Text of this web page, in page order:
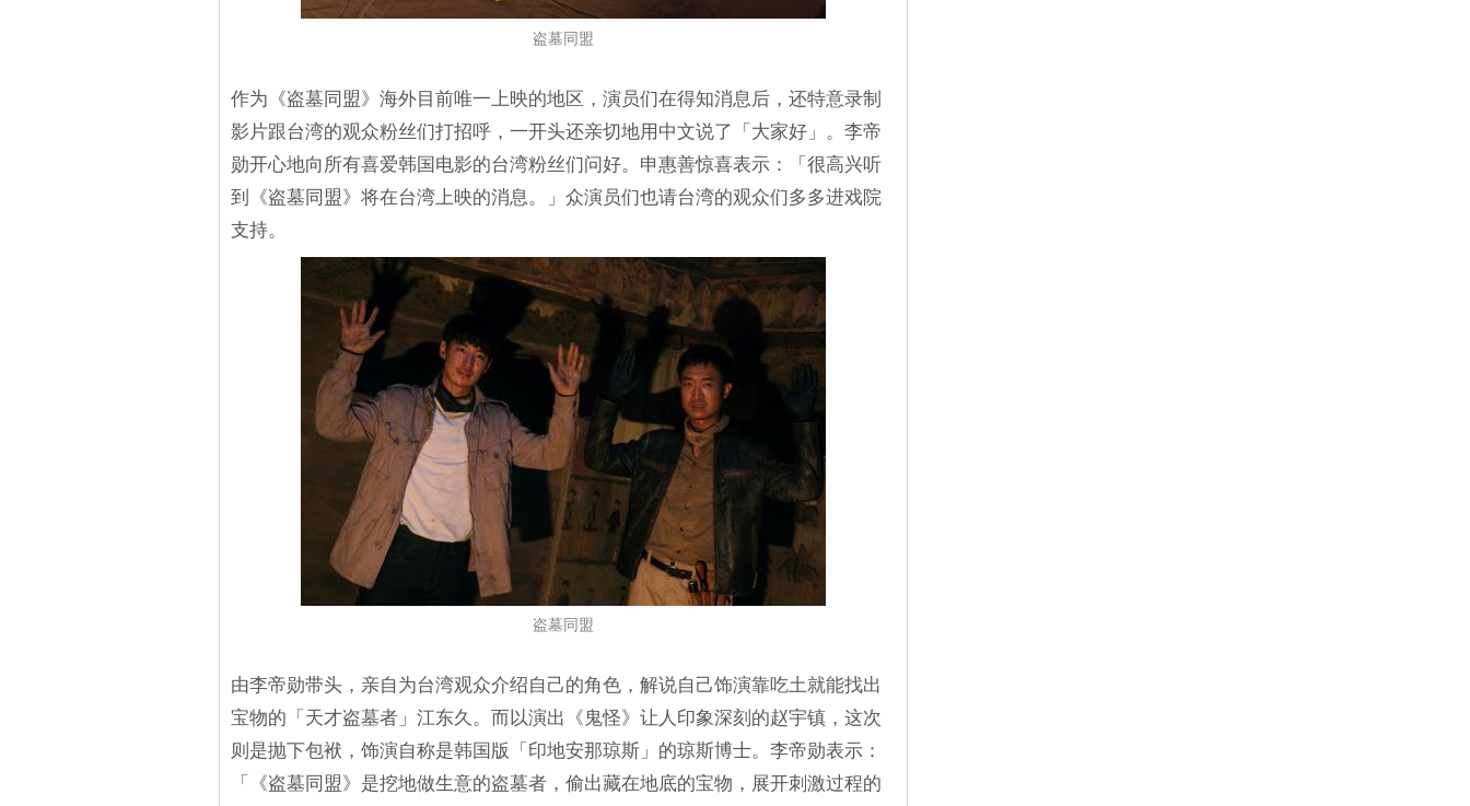
盗墓同盟
作为《盗墓同盟》海外目前唯一上映的地区，演员们在得知消息后，还特意录制
影片跟台湾的观众粉丝们打招呼，一开头还亲切地用中文说了「大家好」。李帝
勋开心地向所有喜爱韩国电影的台湾粉丝们问好。申惠善惊喜表示：「很高兴听
到《盗墓同盟》将在台湾上映的消息。」众演员们也请台湾的观众们多多进戏院
支持。
盗墓同盟
由李帝勋带头，亲自为台湾观众介绍自己的角色，解说自己饰演靠吃土就能找出
宝物的「天才盗墓者」江东久。而以演出《鬼怪》让人印象深刻的赵宇镇，这次
则是抛下包袱，饰演自称是韩国版「印地安那琼斯」的琼斯博士。李帝勋表示：
「《盗墓同盟》是挖地做生意的盗墓者，偷出藏在地底的宝物，展开刺激过程的